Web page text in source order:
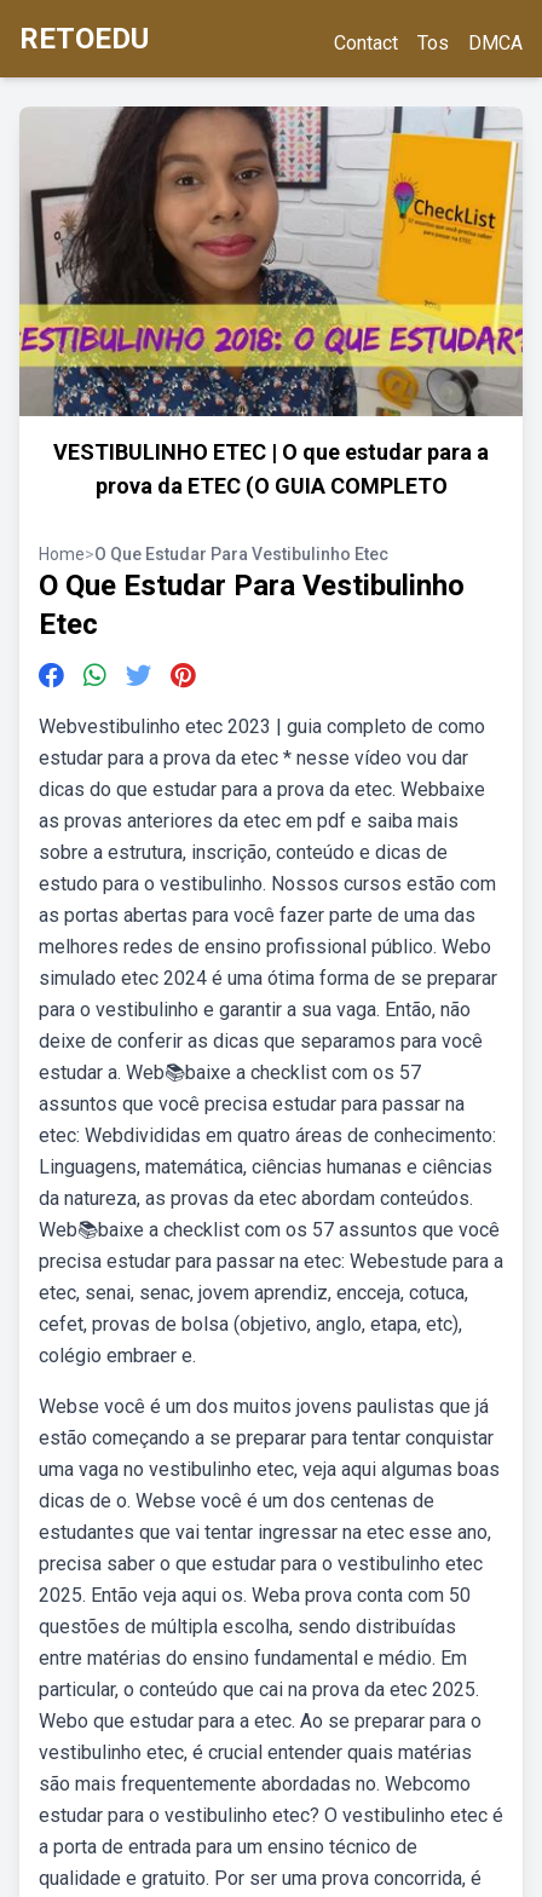
RETOEDU Contact Tos DMCA
VESTIBULINHO ETEC | O que estudar para a
prova da ETEC (O GUIA COMPLETO
Home>O Que Estudar Para Vestibulinho Etec
O Que Estudar Para Vestibulinho
Etec
Webvestibulinho etec 2023 | guia completo de como
estudar para a prova da etec * nesse vídeo vou dar
dicas do que estudar para a prova da etec. Webbaixe
as provas anteriores da etec em pdf e saiba mais
sobre a estrutura, inscrição, conteúdo e dicas de
estudo para o vestibulinho. Nossos cursos estão com
as portas abertas para você fazer parte de uma das
melhores redes de ensino profissional público. Webo
simulado etec 2024 é uma ótima forma de se preparar
para o vestibulinho e garantir a sua vaga. Então, não
deixe de conferir as dicas que separamos para você
estudar a. Web📚baixe a checklist com os 57
assuntos que você precisa estudar para passar na
etec: Webdivididas em quatro áreas de conhecimento:
Linguagens, matemática, ciências humanas e ciências
da natureza, as provas da etec abordam conteúdos.
Web📚baixe a checklist com os 57 assuntos que você
precisa estudar para passar na etec: Webestude para a
etec, senai, senac, jovem aprendiz, encceja, cotuca,
cefet, provas de bolsa (objetivo, anglo, etapa, etc),
colégio embraer e.
Webse você é um dos muitos jovens paulistas que já
estão começando a se preparar para tentar conquistar
uma vaga no vestibulinho etec, veja aqui algumas boas
dicas de o. Webse você é um dos centenas de
estudantes que vai tentar ingressar na etec esse ano,
precisa saber o que estudar para o vestibulinho etec
2025. Então veja aqui os. Weba prova conta com 50
questões de múltipla escolha, sendo distribuídas
entre matérias do ensino fundamental e médio. Em
particular, o conteúdo que cai na prova da etec 2025.
Webo que estudar para a etec. Ao se preparar para o
vestibulinho etec, é crucial entender quais matérias
são mais frequentemente abordadas no. Webcomo
estudar para o vestibulinho etec? O vestibulinho etec é
a porta de entrada para um ensino técnico de
qualidade e gratuito. Por ser uma prova concorrida, é